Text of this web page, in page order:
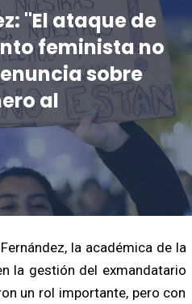
"El ataque de
feminista no
sobre
al
la académica de la
la gestión del exmandatario
un rol importante, pero con